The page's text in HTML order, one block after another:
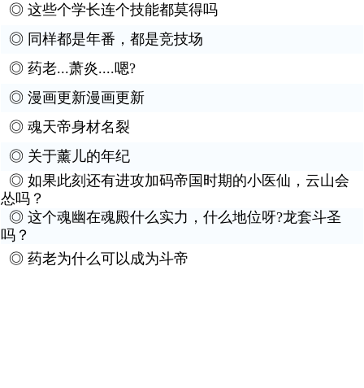
◎ 这些个学长连个技能都莫得吗
◎ 同样都是年番，都是竞技场
◎ 药老...萧炎....嗯?
◎ 漫画更新漫画更新
◎ 魂天帝身材名裂
◎ 关于薰儿的年纪
◎ 如果此刻还有进攻加码帝国时期的小医仙，云山会
怂吗？
◎ 这个魂幽在魂殿什么实力，什么地位呀?龙套斗圣
吗？
◎ 药老为什么可以成为斗帝